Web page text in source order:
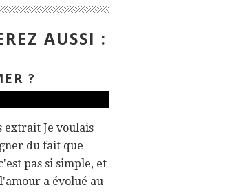
AUSSI :
?
extrait Je voulais
du fait que
pas si simple, et
a évolué au